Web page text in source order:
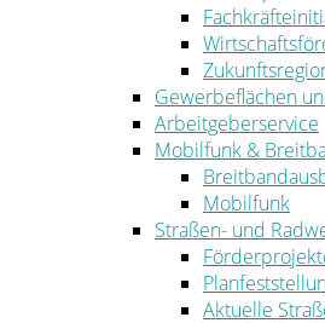
Gewerbeflächen
Arbeitgeberservice
Mobilfunk &
Mobilfunk
Straßen- und
Aktuelle